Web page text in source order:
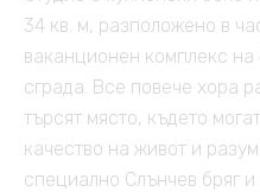
34 кв. м, разположено в
ваканционен комплекс
сграда. Все повече хора
търсят място, където
качество на живот и
специално Слънчев бряг